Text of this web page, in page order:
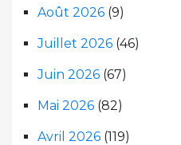
Août 2026 (9)
Juillet 2026 (46)
Juin 2026 (67)
Mai 2026 (82)
Avril 2026 (119)